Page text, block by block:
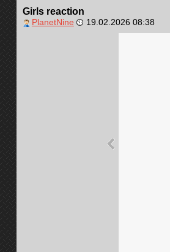
Girls reaction
PlanetNine 19.02.2026 08:38